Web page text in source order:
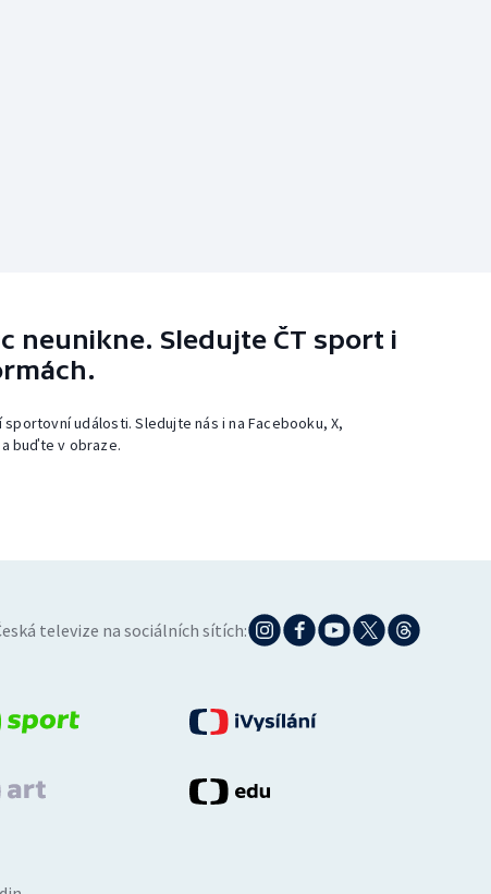
neunikne. Sledujte ČT sport i
události. Sledujte nás i na Facebooku, X,
a buďte v obraze.
televize na sociálních sítích: